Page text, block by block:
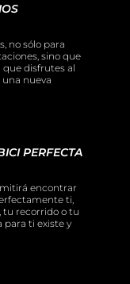
no sólo para
sino que
disfrutes al
nueva
PERFECTA
encontrar
ti,
tu recorrido o tu
para ti existe y